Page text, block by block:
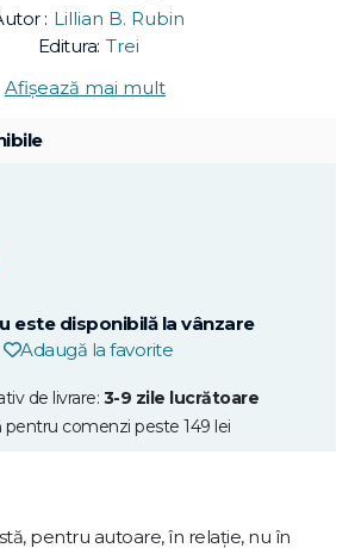
: Lillian B. Rubin
Editura: Trei
Afișează mai mult
este disponibilă la vânzare
Adaugă la favorite
de livrare: 3-9 zile lucrătoare
pentru comenzi peste 149 lei
pentru autoare, în relaţie, nu în